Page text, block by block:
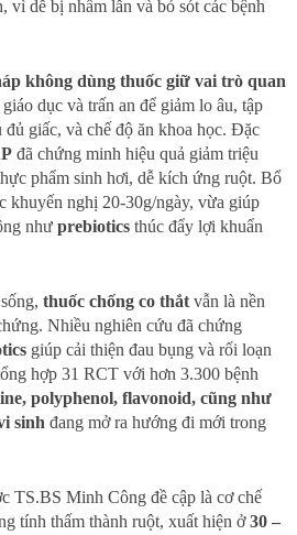
vì dễ bị nhầm lẫn và bỏ sót các bệnh
không dùng thuốc giữ vai trò quan
dục và trấn an để giảm lo âu, tập
đủ giấc, và chế độ ăn khoa học. Đặc
đã chứng minh hiệu quả giảm triệu
phẩm sinh hơi, dễ kích ứng ruột. Bổ
khuyến nghị 20-30g/ngày, vừa giúp
như prebioticsthúc đẩy lợi khuẩn
thuốc chống co thắtvẫn là nền
Nhiều nghiên cứu đã chứng
giúp cải thiện đau bụng và rối loạn
hợp 31 RCT với hơn 3.300 bệnh
polyphenol, flavonoid, cũng như
sinh đang mở ra hướng đi mới trong
TS.BS Minh Công đề cập là cơ chế
tính thấm thành ruột, xuất hiện ở30–